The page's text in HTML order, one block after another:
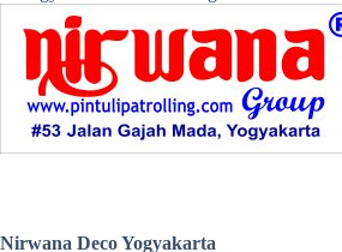
Nirwana Deco Yogyakarta